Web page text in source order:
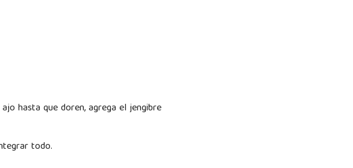
hasta que doren, agrega el jengibre
todo.